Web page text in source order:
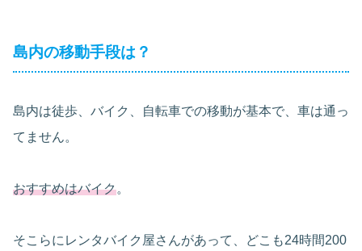
島内の移動手段は？
島内は徒歩、バイク、自転車での移動が基本で、車は通っ
てません。
おすすめはバイク。
そこらにレンタバイク屋さんがあって、どこも24時間200